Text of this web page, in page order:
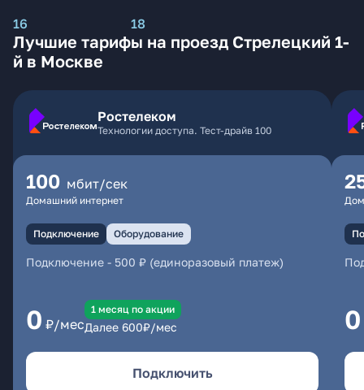
16
18
Лучшие тарифы на проезд Стрелецкий 1-
й в Москве
Ростелеком
Технологии доступа. Тест-драйв 100
100 мбит/сек
Домашний интернет
Подключение Оборудование
Подключение - 500 ₽ (единоразовый платеж)
0 ₽/мес
1 месяц по акции
Далее 600₽/мес
Подключить
0